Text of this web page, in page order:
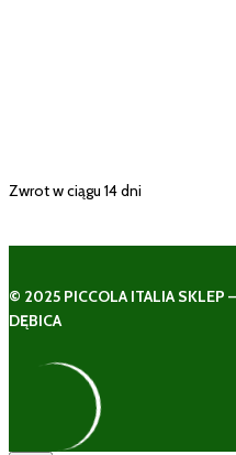
Zwrot w ciągu 14 dni
© 2025 PICCOLA ITALIA
DĘBICA